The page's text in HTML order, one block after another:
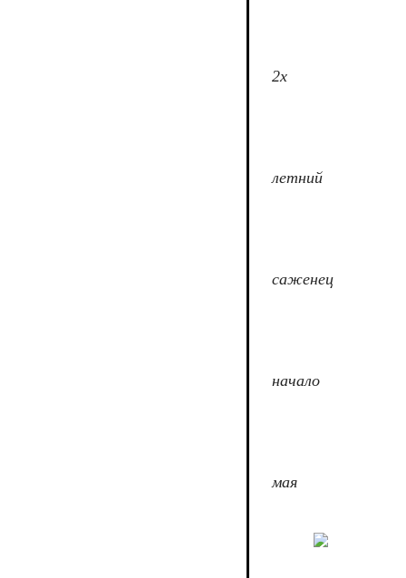
2х
летний
саженец
начало
мая